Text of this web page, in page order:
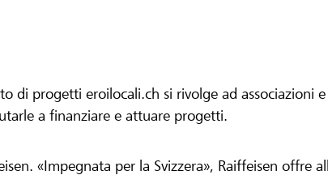
di progetti eroilocali.ch si rivolge ad associazioni e
a finanziare e attuare progetti.
«Impegnata per la Svizzera», Raiffeisen offre